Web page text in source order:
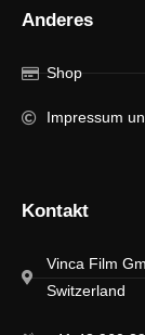
Anderes
Shop
Impressum
Kontakt
Vinca Film
Switzerland